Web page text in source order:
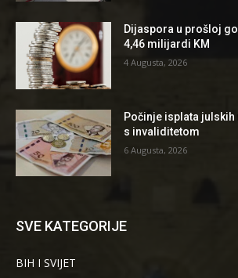
Dijaspora u prošloj
4,46 milijardi KM
4 Augusta, 2026
Počinje isplata
s invaliditetom
6 Augusta, 2026
SVE KATEGORIJE
BIH I SVIJET